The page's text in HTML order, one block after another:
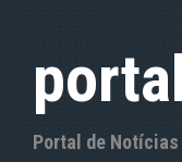
Portal de